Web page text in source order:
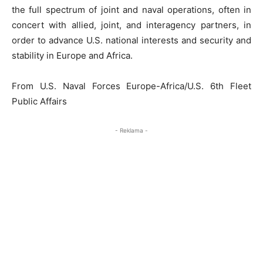
the full spectrum of joint and naval operations, often in
concert with allied, joint, and interagency partners, in
order to advance U.S. national interests and security and
stability in Europe and Africa.
From U.S. Naval Forces Europe-Africa/U.S. 6th Fleet
Public Affairs
- Reklama -